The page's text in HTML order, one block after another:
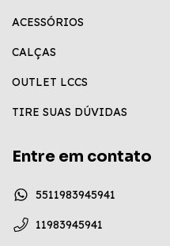
ACESSÓRIOS
CALÇAS
OUTLET LCCS
TIRE SUAS DÚVIDAS
Entre em contato
5511983945941
11983945941